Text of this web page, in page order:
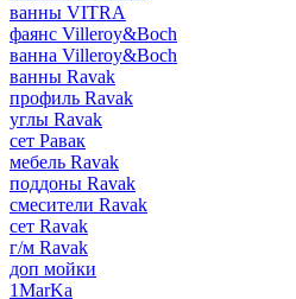
ванны VITRA
фаянс Villeroy&Boch
ванна Villeroy&Boch
ванны Ravak
профиль Ravak
углы Ravak
сет Равак
мебель Ravak
поддоны Ravak
смесители Ravak
сет Ravak
г/м Ravak
доп мойки
1MarKa